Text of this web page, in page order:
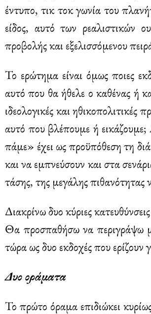
έντυπο, τικ τοκ γωνία του
είδος, αυτό των ρεαλιστικών
προβολής και εξελισσόμενου
Το ερώτημα είναι όμως ποιες
αυτό που θα ήθελε ο καθένας ή
ιδεολογικές και
αυτό που βλέπουμε ή εικάζουμε;
πάμε» έχει ως προϋπόθεση τη
και να εμπνεύσουν και στα
τάσης, της μεγάλης
Διακρίνω δυο κύριες
Θα προσπαθήσω να περιγράψω
τώρα ως δυο εκδοχές που
Δυο οράματα
Το πρώτο όραμα επιδιώκει